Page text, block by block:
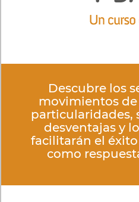
Descubre los
movimientos
particularidades,
desventajas y
facilitarán el
como